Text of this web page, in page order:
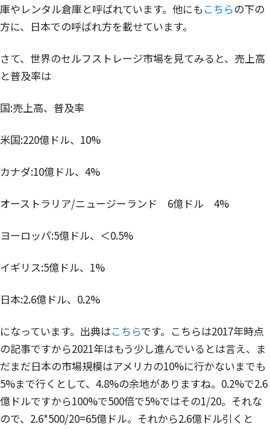
庫やレンタル倉庫と呼ばれています。他にもこちらの下の
方に、日本での呼ばれ方を載せています。
さて、世界のセルフストレージ市場を見てみると、売上高
と普及率は
国:売上高、普及率
米国:220億ドル、10%
カナダ:10億ドル、4%
オーストラリア/ニュージーランド 6億ドル 4%
ヨーロッパ:5億ドル、＜0.5%
イギリス:5億ドル、1%
日本:2.6億ドル、0.2%
になっています。出典はこちらです。こちらは2017年時点
の記事ですから2021年はもう少し進んでいるとは言え、ま
だまだ日本の市場規模はアメリカの10%に行かないまでも
5%まで行くとして、4.8%の余地がありますね。0.2%で2.6
億ドルですから100%で500倍で5%ではその1/20。それな
ので、2.6*500/20=65億ドル。それから2.6億ドル引くと